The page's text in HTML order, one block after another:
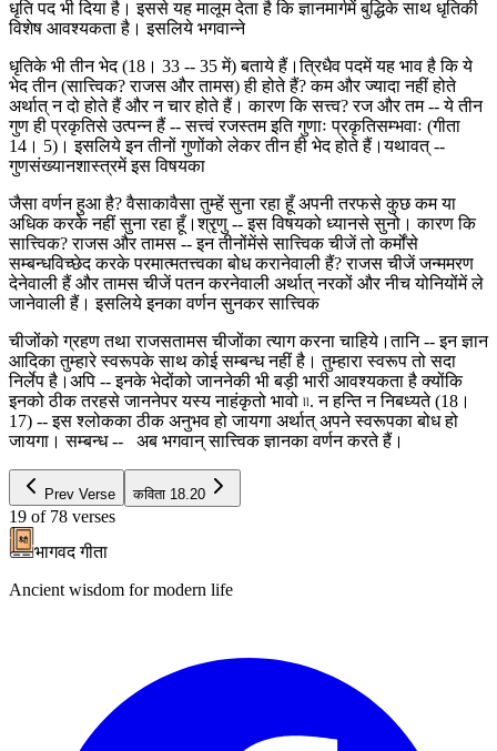
धृति पद भी दिया है। इससे यह मालूम देता है कि ज्ञानमार्गमें बुद्धिके साथ धृतिकी
विशेष आवश्यकता है। इसलिये भगवान्ने
धृतिके भी तीन भेद (18। 33 -- 35 में) बताये हैं।त्रिधैव पदमें यह भाव है कि ये
भेद तीन (सात्त्विक? राजस और तामस) ही होते हैं? कम और ज्यादा नहीं होते
अर्थात् न दो होते हैं और न चार होते हैं। कारण कि सत्त्व? रज और तम -- ये तीन
गुण ही प्रकृतिसे उत्पन्न हैं -- सत्त्वं रजस्तम इति गुणाः प्रकृतिसम्भवाः (गीता
14। 5)। इसलिये इन तीनों गुणोंको लेकर तीन ही भेद होते हैं।यथावत् --
गुणसंख्यानशास्त्रमें इस विषयका
जैसा वर्णन हुआ है? वैसाकावैसा तुम्हें सुना रहा हूँ अपनी तरफसे कुछ कम या
अधिक करके नहीं सुना रहा हूँ।श्रृणु -- इस विषयको ध्यानसे सुनो। कारण कि
सात्त्विक? राजस और तामस -- इन तीनोंमेंसे सात्त्विक चीजें तो कर्मोंसे
सम्बन्धविच्छेद करके परमात्मतत्त्वका बोध करानेवाली हैं? राजस चीजें जन्ममरण
देनेवाली हैं और तामस चीजें पतन करनेवाली अर्थात् नरकों और नीच योनियोंमें ले
जानेवाली हैं। इसलिये इनका वर्णन सुनकर सात्त्विक
चीजोंको ग्रहण तथा राजसतामस चीजोंका त्याग करना चाहिये।तानि -- इन ज्ञान
आदिका तुम्हारे स्वरूपके साथ कोई सम्बन्ध नहीं है। तुम्हारा स्वरूप तो सदा
निर्लेप है।अपि -- इनके भेदोंको जाननेकी भी बड़ी भारी आवश्यकता है क्योंकि
इनको ठीक तरहसे जाननेपर यस्य नाहंकृतो भावो ৷৷. न हन्ति न निबध्यते (18।
17) -- इस श्लोकका ठीक अनुभव हो जायगा अर्थात् अपने स्वरूपका बोध हो
जायगा। सम्बन्ध -- अब भगवान् सात्त्विक ज्ञानका वर्णन करते हैं।
Prev Verse कविता 18.20
19 of 78 verses
भागवद गीता
Ancient wisdom for modern life